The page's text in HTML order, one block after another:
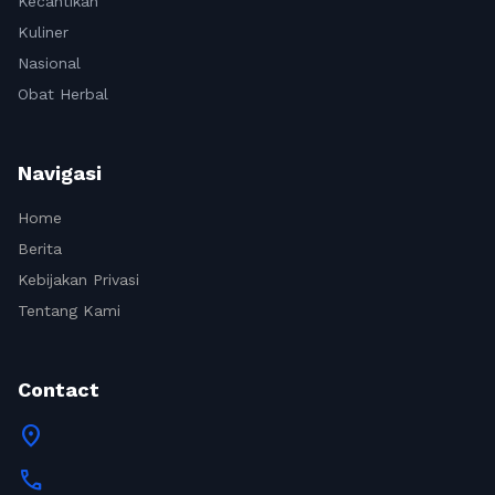
Kuliner
Nasional
Obat Herbal
Navigasi
Home
Berita
Kebijakan Privasi
Tentang Kami
Contact
location_on
call